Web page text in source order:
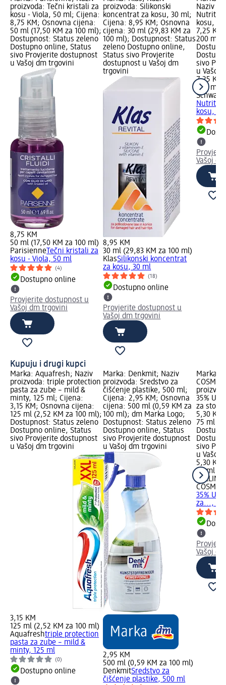
proizvoda: Tečni kristali za
kosu - Viola, 50 ml; Cijena:
8,75 KM; Osnovna cijena:
50 ml (17,50 KM za 100 ml);
Dostupnost: Status zeleno
Dostupno online, Status
sivo Provjerite dostupnost
u Vašoj dm trgovini
8,75 KM
50 ml (17,50 KM za 100 ml)
Parisienne Tečni kristali za
kosu - Viola, 50 ml
(4)
Dostupno online
Provjerite dostupnost u
Vašoj dm trgovini
proizvoda: Silikonski
koncentrat za kosu, 30 ml;
Cijena: 8,95 KM; Osnovna
cijena: 30 ml (29,83 KM za
100 ml); Dostupnost: Status
zeleno Dostupno online,
Status sivo Provjerite
dostupnost u Vašoj dm
trgovini
8,95 KM
30 ml (29,83 KM za 100 ml)
KlasSilikonski koncentrat
za kosu, 30 ml
(18)
Dostupno online
Provjerite dostupnost u
Vašoj dm trgovini
Naziv
kosu,
7,25
200 ml
sivo
u Vašoj
7,25 KM
200 ml
kosu,
Vašoj
Kupuju i drugi kupci
Marka: Aquafresh; Naziv
proizvoda: triple protection
pasta za zube – mild &
minty, 125 ml; Cijena:
3,15 KM; Osnovna cijena:
125 ml (2,52 KM za 100 ml);
Dostupnost: Status zeleno
Dostupno online, Status
sivo Provjerite dostupnost
u Vašoj dm trgovini
3,15 KM
125 ml (2,52 KM za 100 ml)
Aquafreshtriple protection
pasta za zube – mild &
minty, 125 ml
(0)
Dostupno online
Marka: Denkmit; Naziv
proizvoda: Sredstvo za
čišćenje plastike, 500 ml;
Cijena: 2,95 KM; Osnovna
cijena: 500 ml (0,59 KM za
100 ml); dm Marka Logo;
Dostupnost: Status zeleno
Dostupno online, Status
sivo Provjerite dostupnost
u Vašoj dm trgovini
2,95 KM
500 ml (0,59 KM za 100 ml)
DenkmitSredstvo za
čišćenje plastike, 500 ml
Marka:
35%
za
5,30
75 ml
sivo
u Vašoj
5,30 KM
75 ml
EVELINE
35%
za..., 75
Vašoj